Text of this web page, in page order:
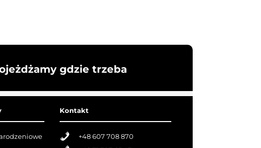
gdzie trzeba
Kontakt
+48 607 708 870